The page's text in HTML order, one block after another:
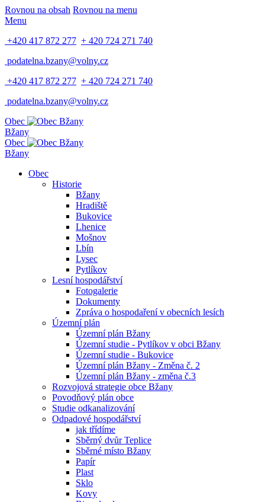
Rovnou na obsah Rovnou na menu
Menu
+420 417 872 277 + 420 724 271 740
podatelna.bzany@volny.cz
+420 417 872 277 + 420 724 271 740
podatelna.bzany@volny.cz
Obec
Bžany
Obec
Bžany
Obec
Historie
Bžany
Hradiště
Bukovice
Lhenice
Mošnov
Lbín
Lysec
Pytlíkov
Lesní hospodářství
Fotogalerie
Dokumenty
Zpráva o hospodaření v obecních lesích
Územní plán
Územní plán Bžany
Územní studie - Pytlíkov v obci Bžany
Územní studie - Bukovice
Územní plán Bžany - Změna č. 2
Územní plán Bžany - změna č.3
Rozvojová strategie obce Bžany
Povodňový plán obce
Studie odkanalizování
Odpadové hospodářství
jak třídíme
Sběrný dvůr Teplice
Sběrné místo Bžany
Papír
Plast
Sklo
Kovy